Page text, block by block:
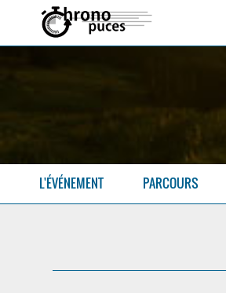
L'ÉVÉNEMENT PARCOURS